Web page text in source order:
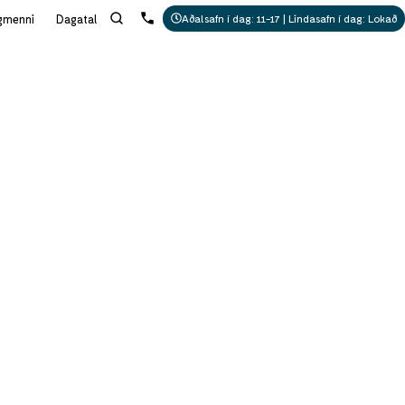
Dagatal Aðalsafn í dag: 11-17 | Lindasafn í dag: Lokað